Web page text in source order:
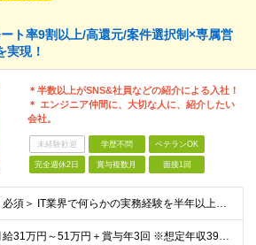
ート率9割以上/高還元/案件選択制×専属営
実現！
＊半数以上がSNS&社員などの紹介による入社！
＊ エンジニア仲間に、大切な人に、紹介したい
会社。
未経験歓迎 学歴不問 ベテランOK
完全週休2日 賞与複数月 面接1回
＜必須＞ IT業界で何らかの実務経験を半年以上お持ちの方（使用言語不問） ＜こんなご希望があれば、ぜひ当社にご相談ください＞ ◎ スキルや成果にしっかり見合った給与を受け取りたい ◎ 残業を
月給31万円～51万円＋賞与年3回 ※想定年収394万円～1,032万円 ★年間300万円の賞与実績あり ★平均昇給額3万円 ★エンジニアへの還元率75％（実質78.9%） ※経験・能力を考慮し